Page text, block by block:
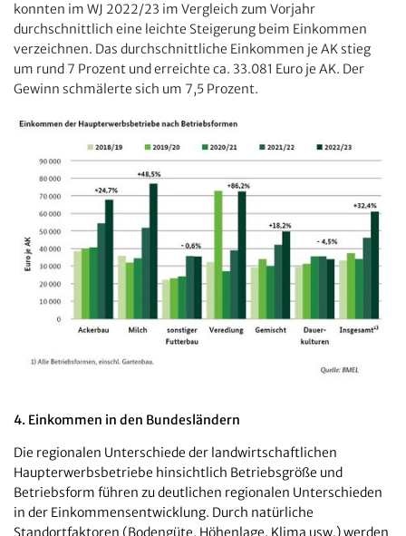
konnten im WJ 2022/23 im Vergleich zum Vorjahr
durchschnittlich eine leichte Steigerung beim Einkommen
verzeichnen. Das durchschnittliche Einkommen je AK stieg
um rund 7 Prozent und erreichte ca. 33.081 Euro je AK. Der
Gewinn schmälerte sich um 7,5 Prozent.
4. Einkommen in den Bundesländern
Die regionalen Unterschiede der landwirtschaftlichen
Haupterwerbsbetriebe hinsichtlich Betriebsgröße und
Betriebsform führen zu deutlichen regionalen Unterschieden
in der Einkommensentwicklung. Durch natürliche
Standortfaktoren (Bodengüte, Höhenlage, Klima usw.) werden